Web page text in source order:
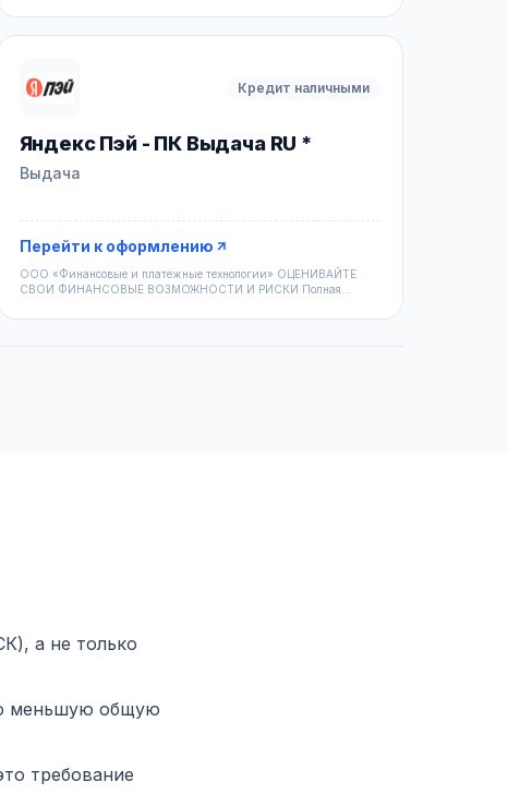
Кредит наличными
Яндекс Пэй - ПК Выдача RU *
Выдача
Перейти к оформлению
ООО «Финансовые и платежные технологии» ОЦЕНИВАЙТЕ
СВОИ ФИНАНСОВЫЕ ВОЗМОЖНОСТИ И РИСКИ Полная
а не только
меньшую общую
требование